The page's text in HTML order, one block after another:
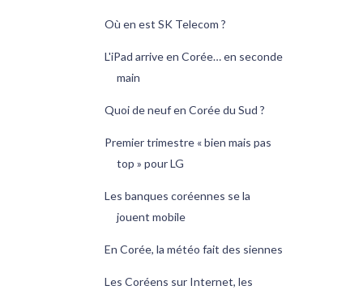
Où en est SK Telecom ?
L'iPad arrive en Corée… en seconde
main
Quoi de neuf en Corée du Sud ?
Premier trimestre « bien mais pas
top » pour LG
Les banques coréennes se la
jouent mobile
En Corée, la météo fait des siennes
Les Coréens sur Internet, les